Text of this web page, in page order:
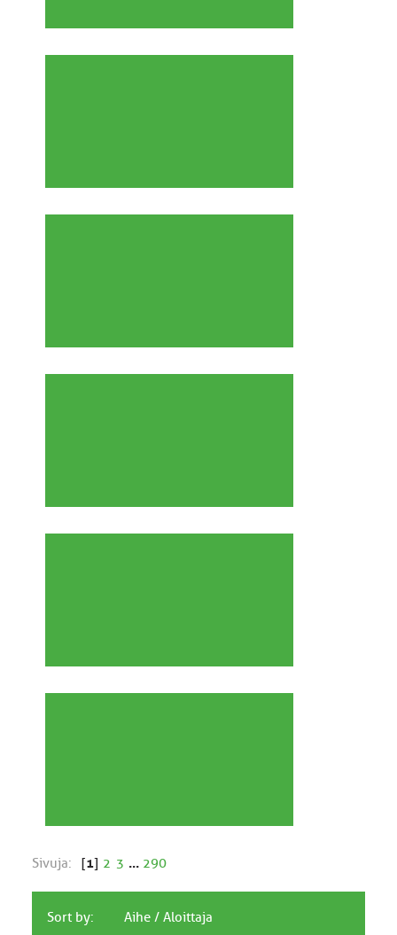
Sivuja: [1] 2 3 ... 290
Sort by: Aihe/ Aloittaja